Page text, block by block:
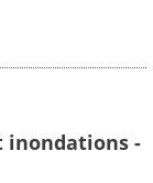
inondations -